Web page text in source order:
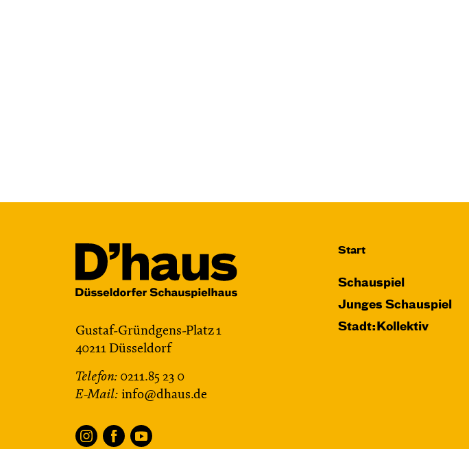
Gustaf-Gründgens-Platz 1
40211 Düsseldorf
Telefon: 0211.85 23 0
E-Mail: info@dhaus.de
Start
Schauspiel
Junges Schauspiel
Stadt:Kollektiv